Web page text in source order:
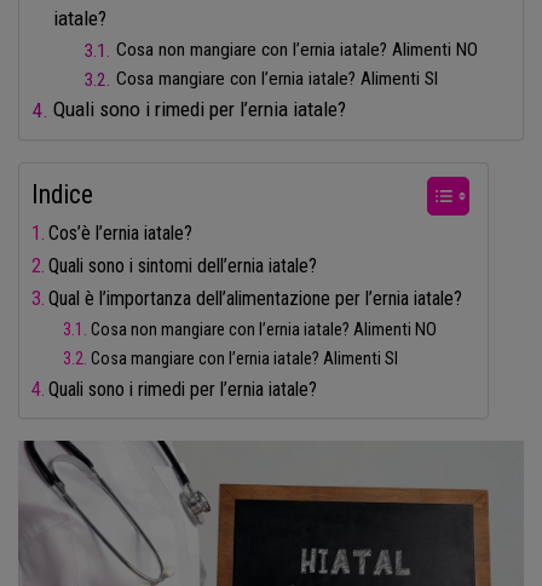
iatale?
Cosa non mangiare con l’ernia iatale? Alimenti NO
Cosa mangiare con l’ernia iatale? Alimenti SI
Quali sono i rimedi per l’ernia iatale?
Indice
Cos’è l’ernia iatale?
Quali sono i sintomi dell’ernia iatale?
Qual è l’importanza dell’alimentazione per l’ernia iatale?
Cosa non mangiare con l’ernia iatale? Alimenti NO
Cosa mangiare con l’ernia iatale? Alimenti SI
Quali sono i rimedi per l’ernia iatale?